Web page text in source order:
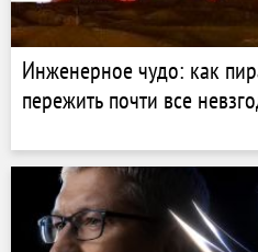
Инженерное чудо: как
пережить почти все